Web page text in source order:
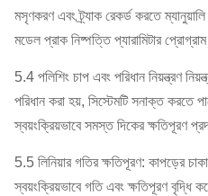
মসৃণকরণ এবং ট্র্যাক রেকর্ড করতে
মডেল প্রাক নিষ্পত্তি প্যারামিটার
5.4 পলিশিং চাপ এবং পরিধান নিয়ন্ত্রণ
পরিধান করা হয়, সিস্টেমটি সনাক্ত করতে
স্বয়ংক্রিয়ভাবে সমস্ত দিকের ক্ষতিপূরণ
5.5 লিনিয়ার গতির ক্ষতিপূরণ: কাপড়ের
স্বয়ংক্রিয়ভাবে গতি এবং ক্ষতিপূরণ বৃদ্ধি